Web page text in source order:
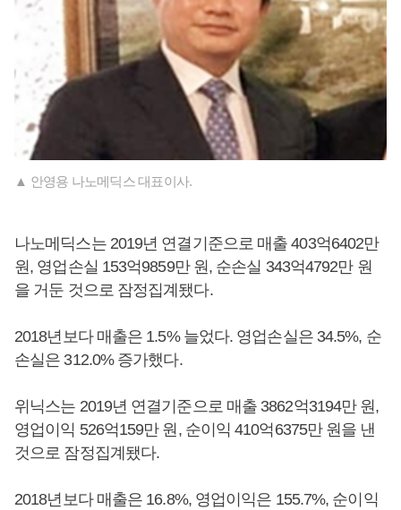
▲ 안영용 나노메딕스 대표이사.
나노메딕스는 2019년 연결기준으로 매출 403억6402만
원, 영업손실 153억9859만 원, 순손실 343억4792만 원
을 거둔 것으로 잠정집계됐다.
2018년보다 매출은 1.5% 늘었다. 영업손실은 34.5%, 순
손실은 312.0% 증가했다.
위닉스는 2019년 연결기준으로 매출 3862억3194만 원,
영업이익 526억159만 원, 순이익 410억6375만 원을 낸
것으로 잠정집계됐다.
2018년보다 매출은 16.8%, 영업이익은 155.7%, 순이익